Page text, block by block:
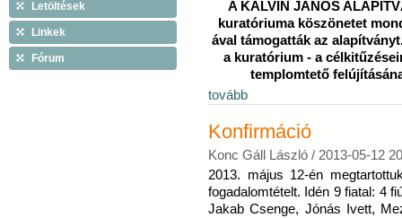
Letöltések
Linkek
Fórum
A KÁLVIN JÁNOS
kuratóriuma köszönetet
ával támogatták az
a kuratórium - a
templomtető
tovább
Konfirmáció
Konc Gáll László / 2013-05-12
2013. május 12-én
fogadalomtételt. Idén 9 fiatal: 4
Jakab Csenge, Jónás Ivett,